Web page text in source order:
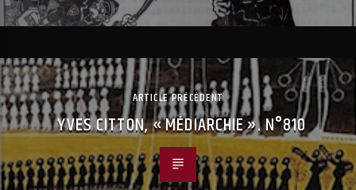
ARTICLE PRÉCÉDENT
YVES CITTON, « MÉDIARCHIE ». N°810